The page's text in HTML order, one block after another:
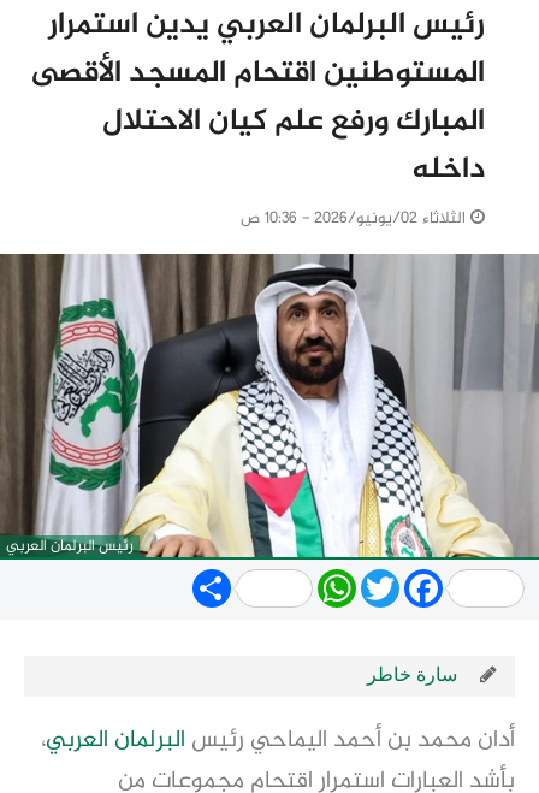
رئيس البرلمان العربي يدين استمرار
المستوطنين اقتحام المسجد الأقصى
المبارك ورفع علم كيان الاحتلال
داخله
الثلاثاء 02/يونيو/2026 - 10:36 ص
رئيس البرلمان العربي
Share WhatsApp
TwitterFacebook
سارة خاطر
أدان محمد بن أحمد اليماحي رئيس البرلمان العربي،
بأشد العبارات استمرار اقتحام مجموعات من